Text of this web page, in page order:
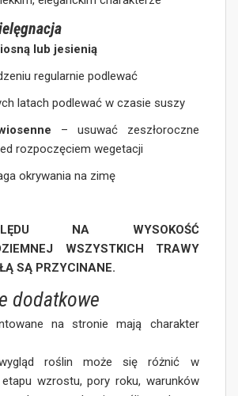
lub jesienią
regularnie podlewać
latach podlewać w czasie suszy
– usuwać zeszłoroczne
rozpoczęciem wegetacji
okrywania na zimę
NA WYSOKOŚĆ
WSZYSTKICH TRAWY
SĄ PRZYCINANE.
dodatkowe
na stronie mają charakter
roślin może się różnić w
wzrostu, pory roku, warunków